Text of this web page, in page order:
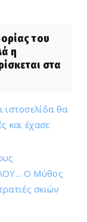
του
η
στα
ιστοσελίδα θα
και έχασε
Ο Μύθος
σκιών